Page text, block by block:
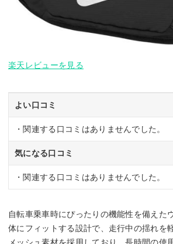
楽天レビューを見る
よい口コミ
・関連する口コミはありませんでした。
気になる口コミ
・関連する口コミはありませんでした。
自転車乗車時にぴったりの機能性を備えた
体にフィットする設計で、走行中の揺れを